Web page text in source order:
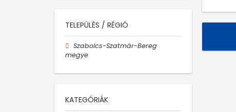
TELEPÜLÉS / RÉGIÓ
Szabolcs-Szatmár-Bereg
megye
KATEGÓRIÁK